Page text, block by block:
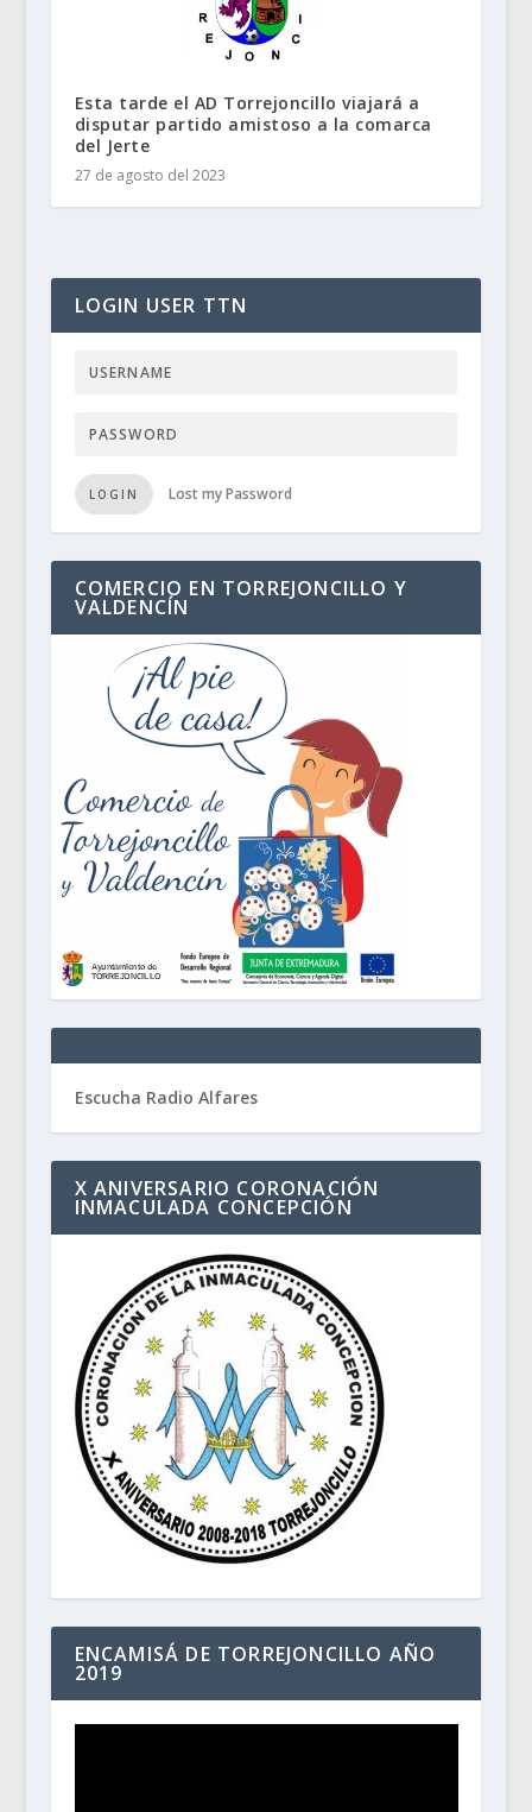
Esta tarde el AD Torrejoncillo viajará a
disputar partido amistoso a la comarca
del Jerte
27 de agosto del 2023
LOGIN USER TTN
LOGIN Lost my Password
COMERCIO EN TORREJONCILLO Y
VALDENCÍN
Escucha Radio Alfares
X ANIVERSARIO CORONACIÓN
INMACULADA CONCEPCIÓN
ENCAMISÁ DE TORREJONCILLO AÑO
2019